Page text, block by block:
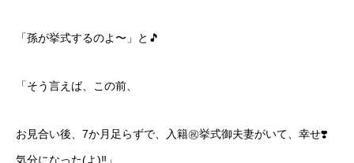
「孫が挙式するのよ〜」と🎵
「そう言えば、この前、
お見合い後、7か月足らずで、入籍㊗️挙式御夫妻がいて、幸せ❣️
気分になった(よ)‼️」